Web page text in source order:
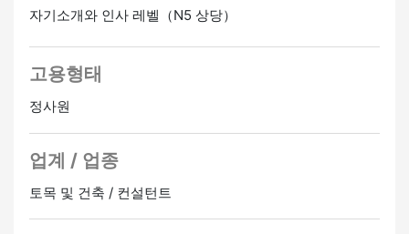
아요!
▼ 취업을 원하는 분
나고시 구미 주식회사는 이시카와현 가나자와시를 중심으
일하는 직원이 쉽게 일할 수 있는 환경을 조성하세요.
편안하게 앉아서 기술을 잘 배울 수 있습니다.
▼ 자격 취득 지원
미경험자도 안심하고 일할 수 있도록 자격 취득 지원을 제
화하며 자유 시간을 보내고 있습니다!
60분의 점심시간 외에도 10시와 15시에 각각 30분의 휴식
시간도 있어 균형 있게 일할 수 있습니다.
정사원 승급가능
자기소개와 인사 레벨（N5 상당）
고용형태
정사원
업계 / 업종
토목 및 건축 / 컨설턴트